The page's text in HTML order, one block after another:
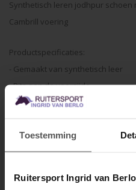
Toestemming
Ruitersport Ingrid van
Synthetisch leren jodhpur
Cambrill voering
Productspecificaties:
- Gemaakt van synthetisch leer
- Rits aan de voorzijde
- Cambrill voering
Specificaties
Gerelateerde producten